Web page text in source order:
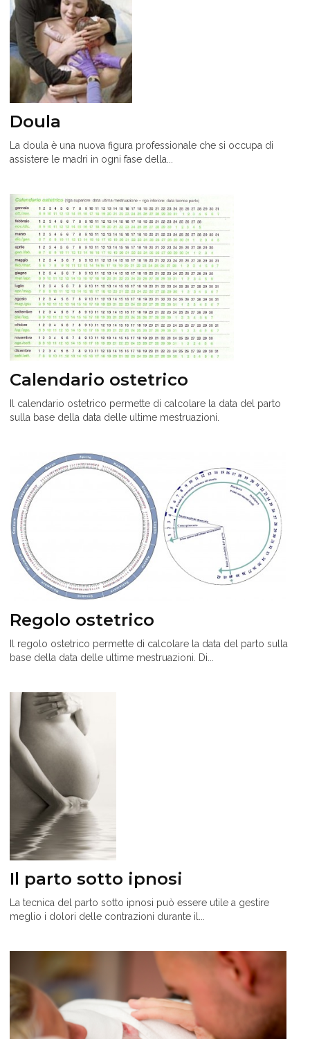
Doula
La doula è una nuova figura professionale che si occupa di
assistere le madri in ogni fase della...
Calendario ostetrico
Il calendario ostetrico permette di calcolare la data del parto
sulla base della data delle ultime mestruazioni.
Regolo ostetrico
Il regolo ostetrico permette di calcolare la data del parto sulla
base della data delle ultime mestruazioni. Di...
Il parto sotto ipnosi
La tecnica del parto sotto ipnosi può essere utile a gestire
meglio i dolori delle contrazioni durante il...